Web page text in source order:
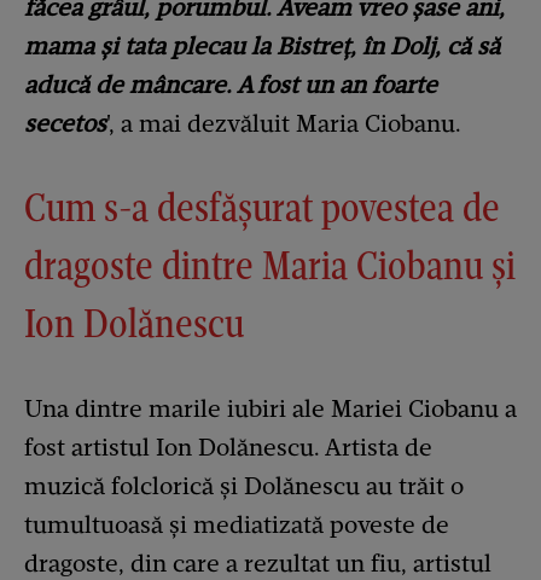
făcea grâul, porumbul. Aveam vreo șase ani,
mama și tata plecau la Bistreț, în Dolj, că să
aducă de mâncare. A fost un an foarte
secetos', a mai dezvăluit Maria Ciobanu.
Cum s-a desfășurat povestea de
dragoste dintre Maria Ciobanu și
Ion Dolănescu
Una dintre marile iubiri ale Mariei Ciobanu a
fost artistul Ion Dolănescu. Artista de
muzică folclorică și Dolănescu au trăit o
tumultuoasă și mediatizată poveste de
dragoste, din care a rezultat un fiu, artistul